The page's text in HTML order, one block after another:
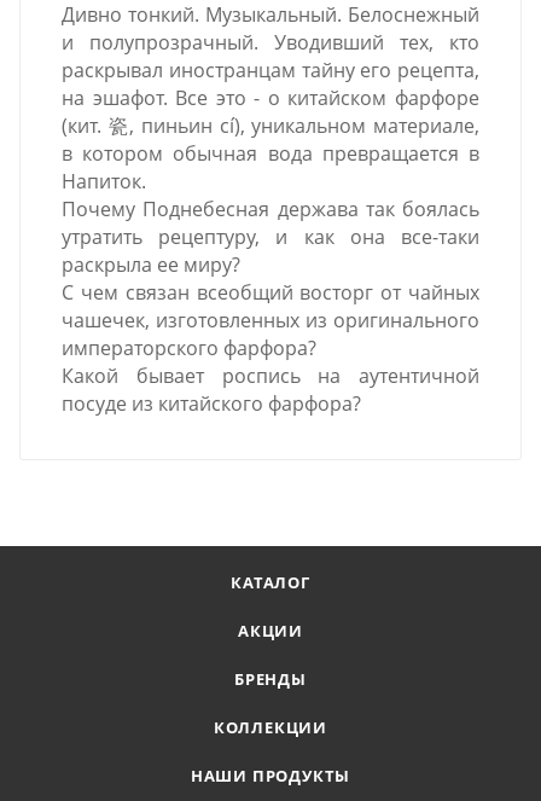
Дивно тонкий. Музыкальный. Белоснежный
и полупрозрачный. Уводивший тех, кто
раскрывал иностранцам тайну его рецепта,
на эшафот. Все это - о китайском фарфоре
(кит. 瓷, пиньин cí), уникальном материале,
в котором обычная вода превращается в
Напиток.
Почему Поднебесная держава так боялась
утратить рецептуру, и как она все-таки
раскрыла ее миру?
С чем связан всеобщий восторг от чайных
чашечек, изготовленных из оригинального
императорского фарфора?
Какой бывает роспись на аутентичной
посуде из китайского фарфора?
КАТАЛОГ
АКЦИИ
БРЕНДЫ
КОЛЛЕКЦИИ
НАШИ ПРОДУКТЫ